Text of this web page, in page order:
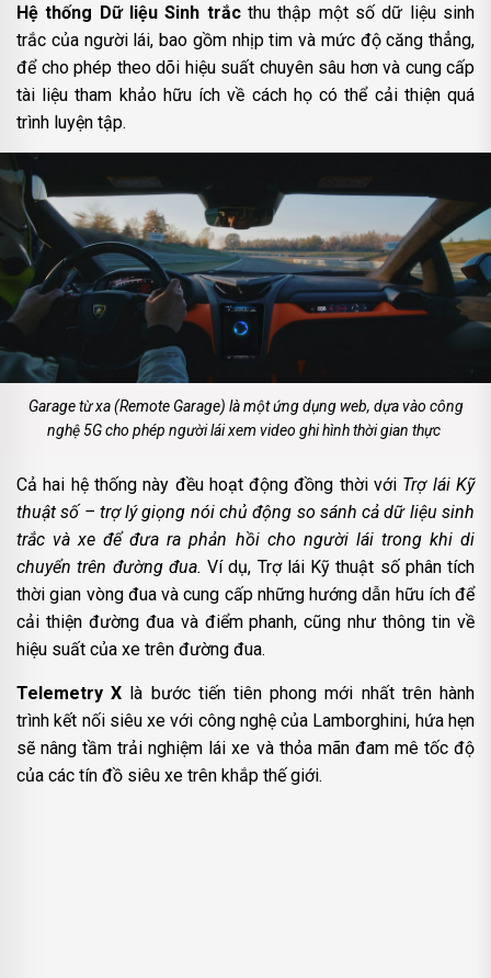
Hệ thống Dữ liệu Sinh trắcthu thập một số dữ liệu sinh
trắc của người lái, bao gồm nhịp tim và mức độ căng thẳng,
để cho phép theo dõi hiệu suất chuyên sâu hơn và cung cấp
tài liệu tham khảo hữu ích về cách họ có thể cải thiện quá
trình luyện tập.
Garage từ xa (Remote Garage) là một ứng dụng web, dựa vào công
nghệ 5G cho phép người lái xem video ghi hình thời gian thực
Cả hai hệ thống này đều hoạt động đồng thời với Trợ lái Kỹ
thuật số – trợ lý giọng nói chủ động so sánh cả dữ liệu sinh
trắc và xe để đưa ra phản hồi cho người lái trong khi di
chuyển trên đường đua. Ví dụ, Trợ lái Kỹ thuật số phân tích
thời gian vòng đua và cung cấp những hướng dẫn hữu ích để
cải thiện đường đua và điểm phanh, cũng như thông tin về
hiệu suất của xe trên đường đua.
Telemetry X là bước tiến tiên phong mới nhất trên hành
trình kết nối siêu xe với công nghệ của Lamborghini, hứa hẹn
sẽ nâng tầm trải nghiệm lái xe và thỏa mãn đam mê tốc độ
của các tín đồ siêu xe trên khắp thế giới.